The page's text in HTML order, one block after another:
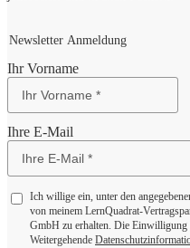
Newsletter Anmeldung
Ihr Vorname
Ihre E-Mail
Ich willige ein, unter den
von meinem LernQuadrat-
GmbH zu erhalten. Die Einwilligung
Weitergehende